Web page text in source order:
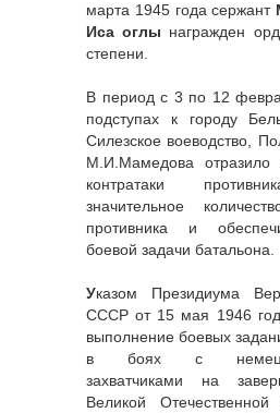
марта 1945 года сержант
Иса оглы награжден
степени.
В период с 3 по 12
подступах к городу
Силезское воеводство,
М.И.Мамедова отразило
контратаки
значительное
противника и
боевой задачи батальона.
Указом Президиума
СССР от 15 мая 1946
выполнение боевых
в боях с немецко-
захватчиками на
Великой